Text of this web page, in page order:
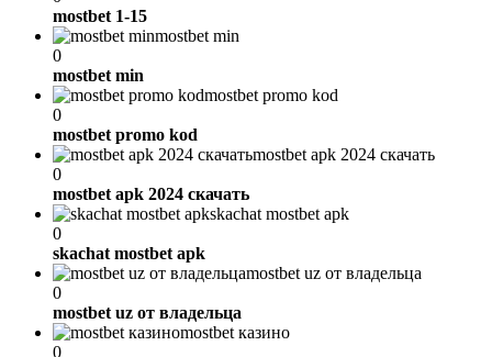
mostbet 1-15
mostbet min
0
mostbet min
mostbet promo kod
0
mostbet promo kod
mostbet apk 2024 скачать
0
mostbet apk 2024 скачать
skachat mostbet apk
0
skachat mostbet apk
mostbet uz от владельца
0
mostbet uz от владельца
mostbet казино
0